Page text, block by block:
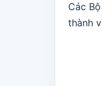
Các
thành